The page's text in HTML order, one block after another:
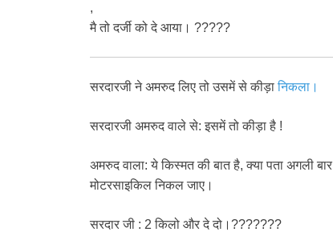
,
मै तो दर्जी को दे आया। ?????
सरदारजी ने अमरुद लिए तो उसमें से कीड़ानिकला।
सरदारजी अमरुद वाले से: इसमें तो कीड़ा है !
अमरुद वाला: ये किस्मत की बात है, क्या पता अगली बार
मोटरसाइकिल निकल जाए।
सरदार जी : 2 किलो और दे दो।???????